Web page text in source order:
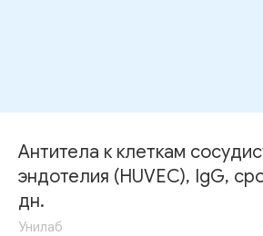
Антитела к клеткам
эндотелия (HUVEC), IgG,
дн.
Унилаб